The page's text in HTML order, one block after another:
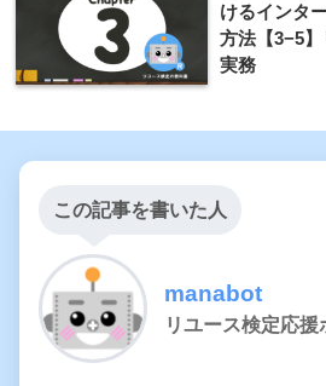
けるインタ
方法【3−5
実務
この記事を書いた人
manabot
リユース検定応援